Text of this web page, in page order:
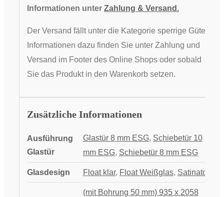
Informationen unter Zahlung & Versand.
Der Versand fällt unter die Kategorie sperrige Güter,
Informationen dazu finden Sie unter Zahlung und
Versand im Footer des Online Shops oder sobald
Sie das Produkt in den Warenkorb setzen.
Zusätzliche Informationen
Ausführung
Glastür
Glastür 8 mm ESG, Schiebetür 10
mm ESG, Schiebetür 8 mm ESG
Glasdesign Float klar, Float Weißglas, Satinato
(mit Bohrung 50 mm) 935 x 2058